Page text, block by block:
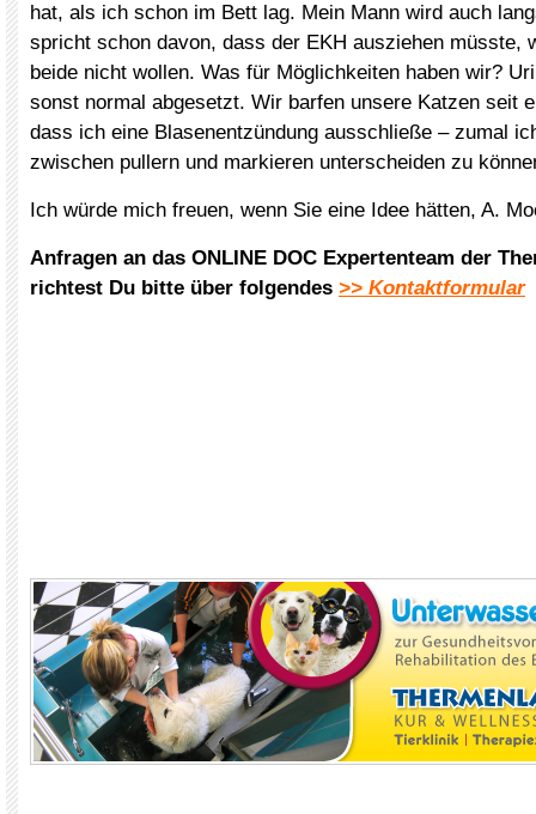
hat, als ich schon im Bett lag. Mein Mann wird auch
spricht schon davon, dass der EKH ausziehen müsste,
beide nicht wollen. Was für Möglichkeiten haben wir?
sonst normal abgesetzt. Wir barfen unsere Katzen seit
dass ich eine Blasenentzündung ausschließe – zumal
zwischen pullern und markieren unterscheiden zu
Ich würde mich freuen, wenn Sie eine Idee hätten, A.
Anfragen an das ONLINE DOC Expertenteam der
richtest Du bitte über folgendes >> Kontaktformular